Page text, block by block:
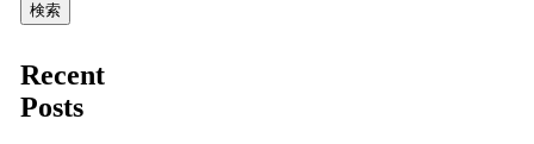
検索
Recent
Posts